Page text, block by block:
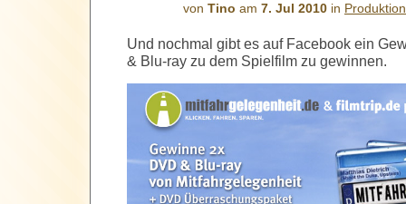
von Tino am 7. Jul 2010 in
Und nochmal gibt es auf Facebook ein
& Blu-ray zu dem Spielfilm zu gewinnen.